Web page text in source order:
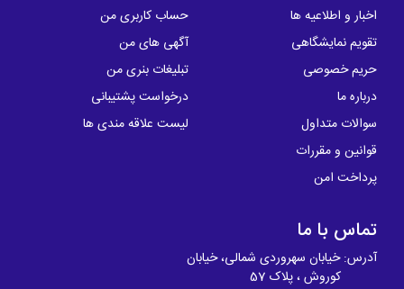
اخبار و اطلاعیه ها
تقویم نمایشگاهی
حریم خصوصی
درباره ما
سوالات متداول
قوانین و مقررات
پرداخت امن
حساب کاربری من
آگهی های من
تبلیغات بنری من
درخواست پشتیبانی
لیست علاقه مندی ها
تماس با ما
آدرس: خیابان سهروردی شمالی، خیابان
کوروش ، پلاک 57